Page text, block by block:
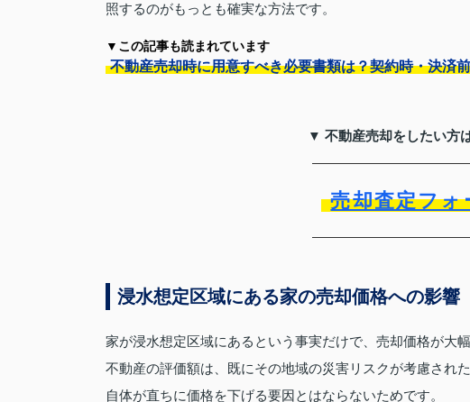
照するのがもっとも確実な方法です。
▼この記事も読まれています
不動産売却時に用意すべき必要書類は？契約時・決済
▼ 不動産売却をしたい方
売却査定フ
浸水想定区域にある家の売却価格への影響
家が浸水想定区域にあるという事実だけで、売却価格が大
不動産の評価額は、既にその地域の災害リスクが考慮され
自体が直ちに価格を下げる要因とはならないためです。